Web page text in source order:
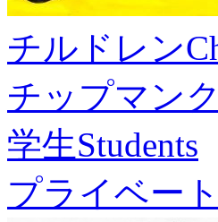
チルドレン
チップマン
学生Students
プライベー